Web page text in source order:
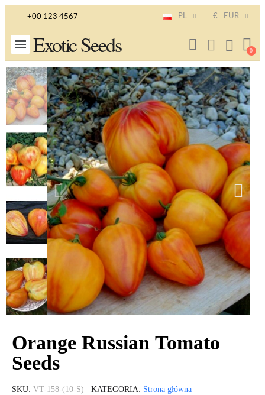
+00 123 4567 PL € EUR
Exotic Seeds
Orange Russian Tomato
Seeds
SKU VT-158-(10-S) KATEGORIA Strona główna